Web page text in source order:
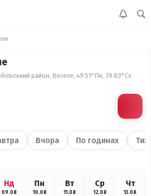
район, Веселе, 49.51°Пн, 39.83°Сх
Вчора По годинах
Нд
09.08
Пн
10.08
Вт
11.08
Ср
12.08
Чт
13.08